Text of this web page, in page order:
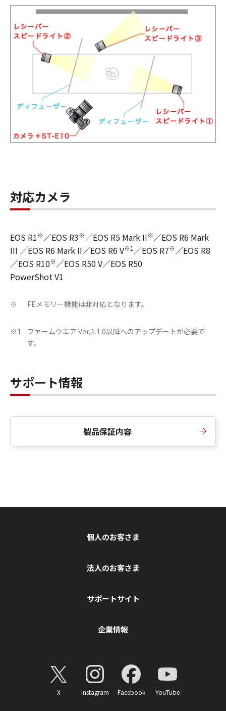
対応カメラ
EOS R1※／EOS R3※／EOS R5 Mark II※／EOS R6 Mark
III ／EOS R6 Mark II／EOS R6 V※1 ／EOS R7※／EOS R8
／EOS R10※／EOS R50 V／EOS R50
PowerShot V1
※ FEメモリー機能は非対応となります。
※1
ファームウエア Ver,1.1.0以降へのアップデートが必要で
す。
サポート情報
製品保証内容
個人のお客さま
法人のお客さま
サポートサイト
企業情報
X Instagram Facebook YouTube